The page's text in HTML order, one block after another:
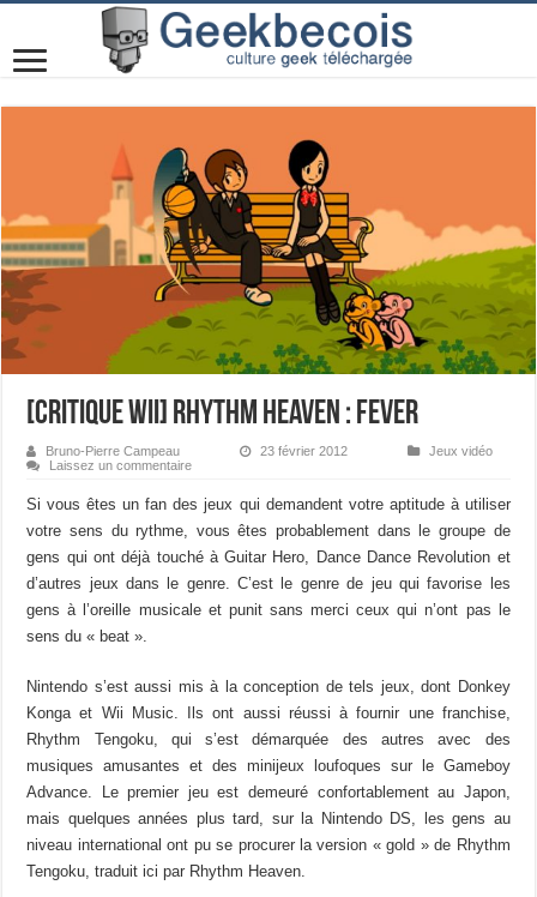
[Critique Wii] Rhythm Heaven : Fever
Bruno-Pierre Campeau 23 février 2012
Jeux vidéo
Laissez un commentaire
Si vous êtes un fan des jeux qui demandent votre aptitude à utiliser
votre sens du rythme, vous êtes probablement dans le groupe de
gens qui ont déjà touché à Guitar Hero, Dance Dance Revolution et
d’autres jeux dans le genre. C’est le genre de jeu qui favorise les
gens à l’oreille musicale et punit sans merci ceux qui n’ont pas le
sens du « beat ».
Nintendo s’est aussi mis à la conception de tels jeux, dont Donkey
Konga et Wii Music. Ils ont aussi réussi à fournir une franchise,
Rhythm Tengoku, qui s’est démarquée des autres avec des
musiques amusantes et des minijeux loufoques sur le Gameboy
Advance. Le premier jeu est demeuré confortablement au Japon,
mais quelques années plus tard, sur la Nintendo DS, les gens au
niveau international ont pu se procurer la version « gold » de Rhythm
Tengoku, traduit ici par Rhythm Heaven.